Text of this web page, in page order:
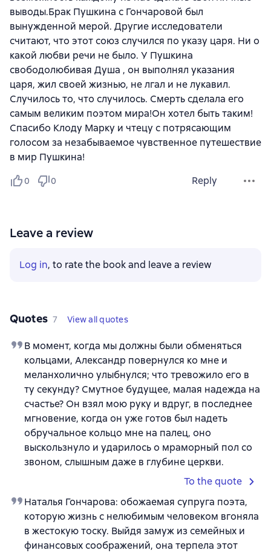
выводы.Брак Пушкина с Гончаровой был
вынужденной мерой. Другие исследователи
считают, что этот союз случился по указу царя. Ни о
какой любви речи не было. У Пушкина
свободолюбивая Душа , он выполнял указания
царя, жил своей жизнью, не лгал и не лукавил.
Случилось то, что случилось. Смерть сделала его
самым великим поэтом мира!Он хотел быть таким!
Спасибо Клоду Марку и чтецу с потрясающим
голосом за незабываемое чувственное путешествие
в мир Пушкина!
0 0 Reply
Leave a review
Log in, to rate the book and leave a review
Quotes 7 View all quotes
В момент, когда мы должны были обменяться
кольцами, Александр повернулся ко мне и
меланхолично улыбнулся; что тревожило его в
ту секунду? Смутное будущее, малая надежда на
счастье? Он взял мою руку и вдруг, в последнее
мгновение, когда он уже готов был надеть
обручальное кольцо мне на палец, оно
выскользнуло и ударилось о мраморный пол со
звоном, слышным даже в глубине церкви.
To the quote
Наталья Гончарова: обожаемая супруга поэта,
которую жизнь с нелюбимым человеком вгоняла
в жестокую тоску. Выйдя замуж из семейных и
финансовых соображений, она терпела этот